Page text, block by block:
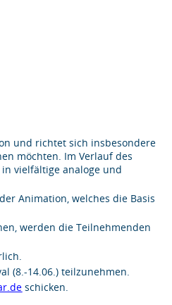
und richtet sich insbesondere
möchten. Im Verlauf des
vielfältige analoge und
Animation, welches die Basis
werden die Teilnehmenden
(8.-14.06.) teilzunehmen.
schicken.